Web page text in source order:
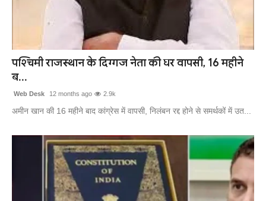
खेल
लाइफस्टाइल
अंतर्राष्ट्रीय
पश्चिमी राजस्थान के दिग्गज नेता की घर वापसी, 16 महीने
ब...
Web Desk 12 months ago 2.9k
अमीन खान की 16 महीने बाद कांग्रेस में वापसी, निलंबन रद्द होने से समर्थकों में उत...